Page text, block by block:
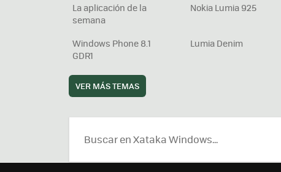
La aplicación de la
semana
Nokia Lumia 925
Windows Phone 8.1
GDR1
Lumia Denim
VER MÁS TEMAS